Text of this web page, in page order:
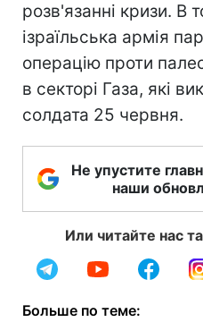
розв'язанні кризи. В
ізраїльська армія
операцію проти
в секторі Газа, які
солдата 25 червня.
Не упустите
наши
Или читайте нас
Больше по теме: